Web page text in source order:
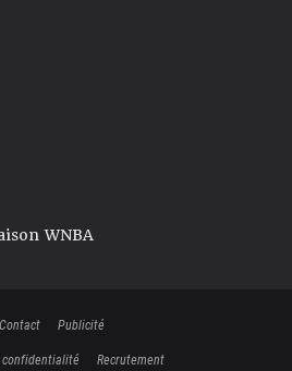
WNBA
Contact
Publicité
Recrutement